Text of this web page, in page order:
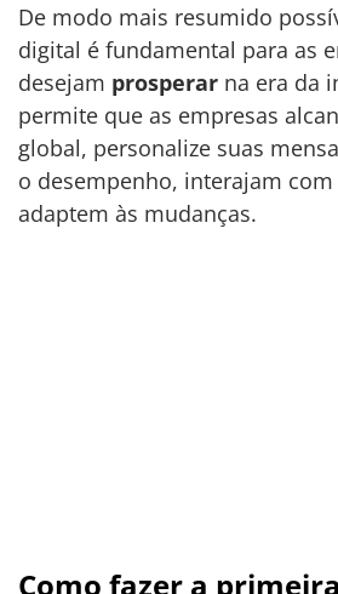
De modo mais resumido
digital é fundamental para as
desejam prosperar na era da
permite que as empresas
global, personalize suas
o desempenho, interajam
adaptem às mudanças.
Como fazer a